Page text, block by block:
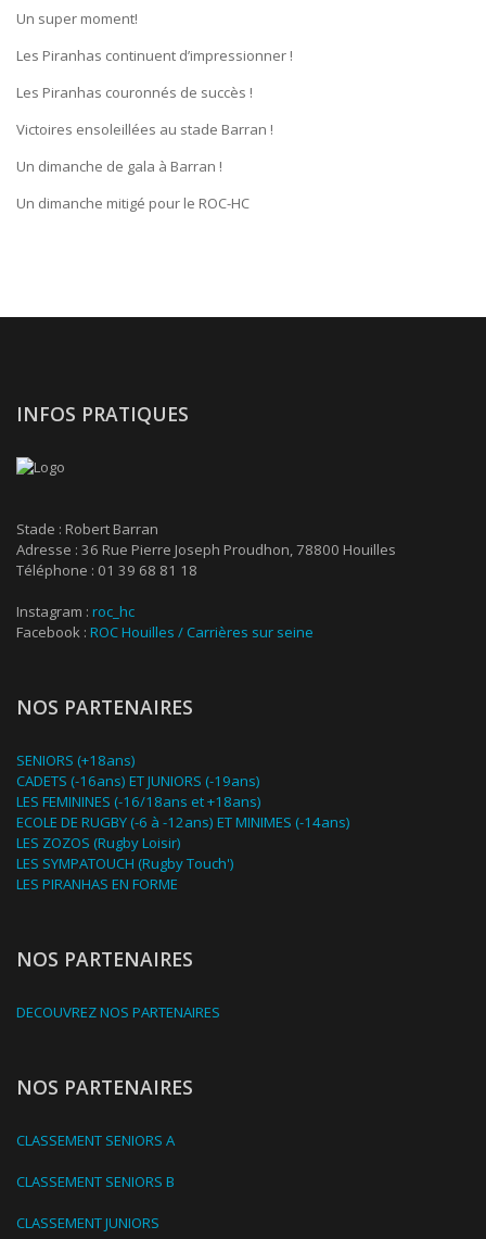
Un super moment!
Les Piranhas continuent d’impressionner !
Les Piranhas couronnés de succès !
Victoires ensoleillées au stade Barran !
Un dimanche de gala à Barran !
Un dimanche mitigé pour le ROC-HC
INFOS PRATIQUES
Stade : Robert Barran
Adresse : 36 Rue Pierre Joseph Proudhon, 78800 Houilles
Téléphone : 01 39 68 81 18
Instagram : roc_hc
Facebook : ROC Houilles / Carrières sur seine
NOS PARTENAIRES
SENIORS (+18ans)
CADETS (-16ans) ET JUNIORS (-19ans)
LES FEMININES (-16/18ans et +18ans)
ECOLE DE RUGBY (-6 à -12ans) ET MINIMES (-14ans)
LES ZOZOS (Rugby Loisir)
LES SYMPATOUCH (Rugby Touch')
LES PIRANHAS EN FORME
NOS PARTENAIRES
DECOUVREZ NOS PARTENAIRES
NOS PARTENAIRES
CLASSEMENT SENIORS A
CLASSEMENT SENIORS B
CLASSEMENT JUNIORS